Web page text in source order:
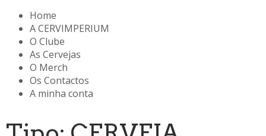
Home
A CERVIMPERIUM
O Clube
As Cervejas
O Merch
Os Contactos
A minha conta